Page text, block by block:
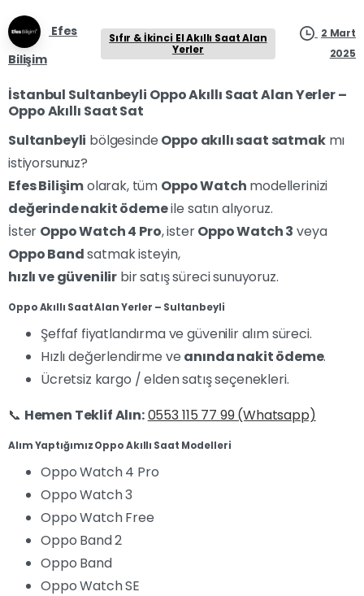
Efes
Bilişim
Sıfır & İkinci El Akıllı Saat Alan
Yerler
2 Mart
2025
İstanbul Sultanbeyli Oppo Akıllı Saat Alan Yerler –
Oppo Akıllı Saat Sat
Sultanbeyli bölgesinde Oppo akıllı saat satmakmı
istiyorsunuz?
Efes Bilişimolarak, tüm Oppo Watch modellerinizi
değerinde nakit ödemeile satın alıyoruz.
İster Oppo Watch 4 Pro, isterOppo Watch 3 veya
Oppo Bandsatmak isteyin,
hızlı ve güvenilir bir satış süreci sunuyoruz.
Oppo Akıllı Saat Alan Yerler – Sultanbeyli
Şeffaf fiyatlandırma ve güvenilir alım süreci.
Hızlı değerlendirme ve anında nakit ödeme.
Ücretsiz kargo / elden satış seçenekleri.
📞 Hemen Teklif Alın:0553 115 77 99 (Whatsapp)
Alım Yaptığımız Oppo Akıllı Saat Modelleri
Oppo Watch 4 Pro
Oppo Watch 3
Oppo Watch Free
Oppo Band 2
Oppo Band
Oppo Watch SE